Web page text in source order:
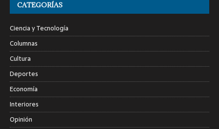
CATEGORÍAS
Ciencia y Tecnología
Columnas
Cultura
Deportes
Economía
Interiores
Opinión